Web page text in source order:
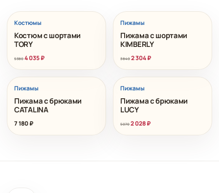
Костюмы
Костюм с шортами
TORY
5 380 4 035₽
Пижамы
Пижама с шортами
KIMBERLY
3 840 2 304₽
Пижамы
Пижама с брюками
CATALINA
7 180₽
Пижамы
Пижама с брюками
LUCY
5 070 2 028₽